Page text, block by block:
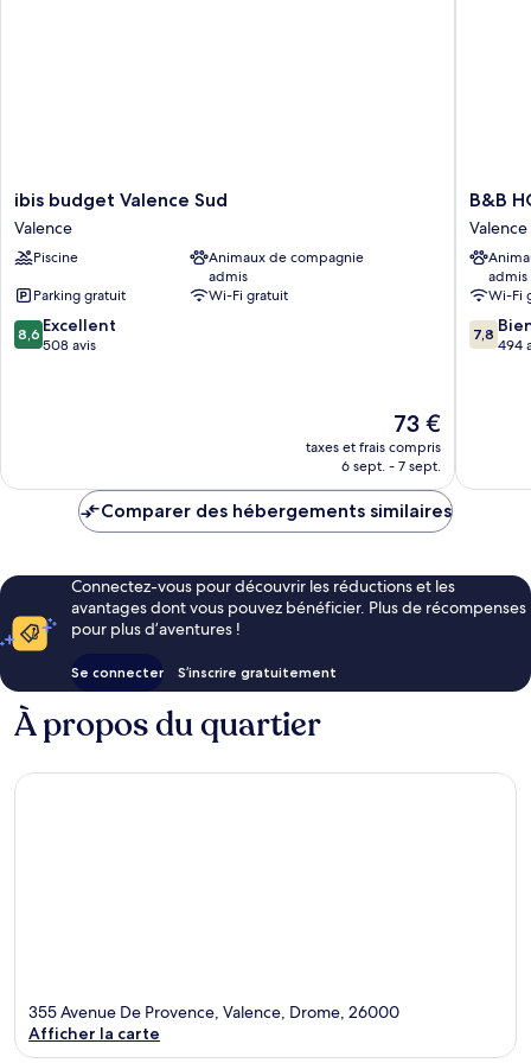
ibis
budget
Valence
Sud
ibis budget Valence Sud
Valence
Piscine
Animaux de compagnie
admis
Parking gratuit
Wi-Fi gratuit
8.6
sur
8,6 Excellent
508 avis
Le
nouveau
prix
de
73 €
taxes et frais compris
6 sept. - 7 sept.
B&B
HOTEL
Valence
Sud
Valence
Sud
B&B
admis
Wi-Fi
7.8
sur
7,8
494
Comparer des hébergements similaires
Connectez-vous pour découvrir les réductions et les
avantages dont vous pouvez bénéficier. Plus de récompenses
pour plus d’aventures !
Se connecter S’inscrire gratuitement
À propos du quartier
355 Avenue De Provence, Valence, Drome, 26000
Afficher la carte